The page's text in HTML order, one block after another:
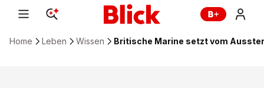
Home Leben Wissen Britische Marine setzt vom